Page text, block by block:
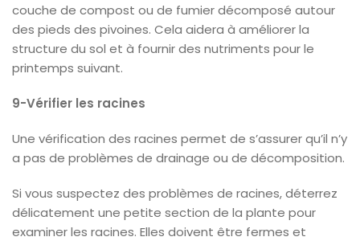
couche de compost ou de fumier décomposé autour
des pieds des pivoines. Cela aidera à améliorer la
structure du sol et à fournir des nutriments pour le
printemps suivant.
9-Vérifier les racines
Une vérification des racines permet de s’assurer qu’il n’y
a pas de problèmes de drainage ou de décomposition.
Si vous suspectez des problèmes de racines, déterrez
délicatement une petite section de la plante pour
examiner les racines. Elles doivent être fermes et